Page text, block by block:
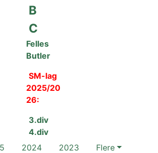
B
C
Felles
Butler
SM-lag
2025/20
26:
3.div
4.div
2024 2023 Flere